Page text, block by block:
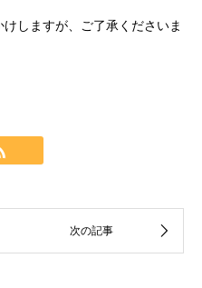
しますが、ご了承くださいま